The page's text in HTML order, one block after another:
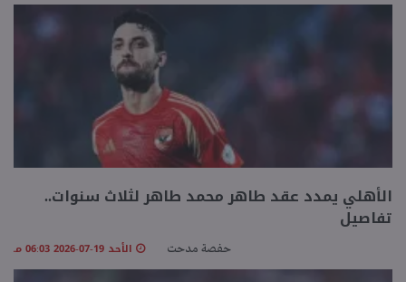
الأهلي يمدد عقد طاهر محمد طاهر لثلاث سنوات..
تفاصيل
حفصة مدحت الأحد 19-07-2026 06:03 مـ